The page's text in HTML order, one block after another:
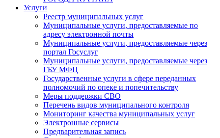
Услуги
Реестр муниципальных услуг
Муниципальные услуги, предоставляемые по
адресу электронной почты
Муниципальные услуги, предоставляемые через
портал Госуслуг
Муниципальные услуги, предоставляемые через
ГБУ МФЦ
Государственные услуги в сфере переданных
полномочий по опеке и попечительству
Меры поддержки СВО
Перечень видов муниципального контроля
Мониторинг качества муниципальных услуг
Электронные сервисы
Предварительная запись